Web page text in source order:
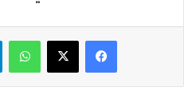
واتساب